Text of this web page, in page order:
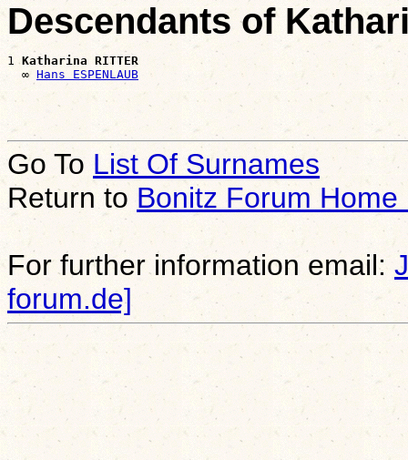
Descendants of
1 Katharina RITTER
  ∞
Hans ESPENLAUB
Go To List Of Surnames
Return to Bonitz Forum Home
For further information email:
forum.de]